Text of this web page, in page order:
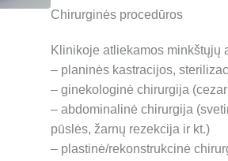
Chirurginės procedūros
Klinikoje atliekamos minkštųjų
– planinės kastracijos,
– ginekologinė chirurgija
– abdominalinė chirurgija
pūslės, žarnų rezekcija ir kt.)
– plastinė/rekonstrukcinė